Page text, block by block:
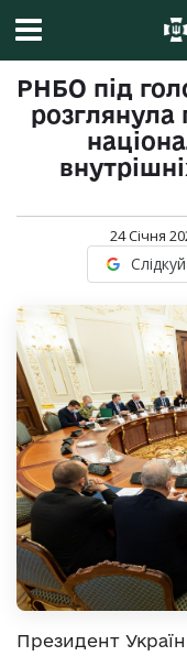
РНБО під
розглянула
24 Січня
Президент